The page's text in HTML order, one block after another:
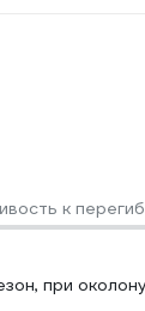
к
при